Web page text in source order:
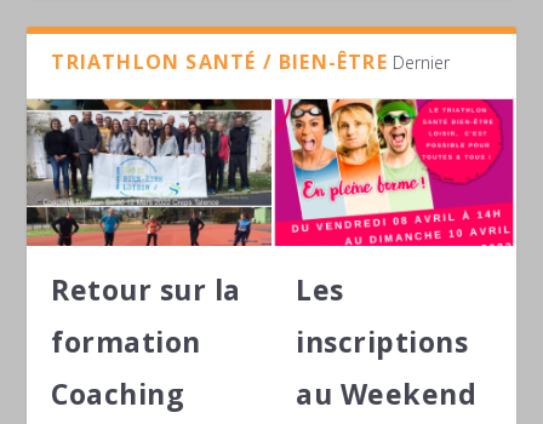
TRIATHLON SANTÉ / BIEN-ÊTRE Dernier
Retour sur la
formation
Coaching
Les
inscriptions
au Weekend